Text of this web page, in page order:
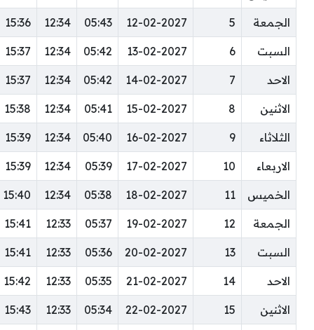
الجمعة 5
12-02-2027
05:43
12:34
15:36
السبت 6
13-02-2027
05:42
12:34
15:37
الاحد 7
14-02-2027
05:42
12:34
15:37
الاثنين 8
15-02-2027
05:41
12:34
15:38
الثلاثاء 9
16-02-2027
05:40
12:34
15:39
الاربعاء 10
17-02-2027
05:39
12:34
15:39
الخميس 11
18-02-2027
05:38
12:34
15:40
الجمعة 12
19-02-2027
05:37
12:33
15:41
السبت 13
20-02-2027
05:36
12:33
15:41
الاحد 14
21-02-2027
05:35
12:33
15:42
الاثنين 15
22-02-2027
05:34
12:33
15:43